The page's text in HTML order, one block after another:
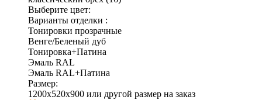
Выберите цвет:
Варианты отделки :
Тонировки прозрачные
Венге/Беленый дуб
Тонировка+Патина
Эмаль RAL
Эмаль RAL+Патина
Размер:
1200x520x900 или другой размер на заказ